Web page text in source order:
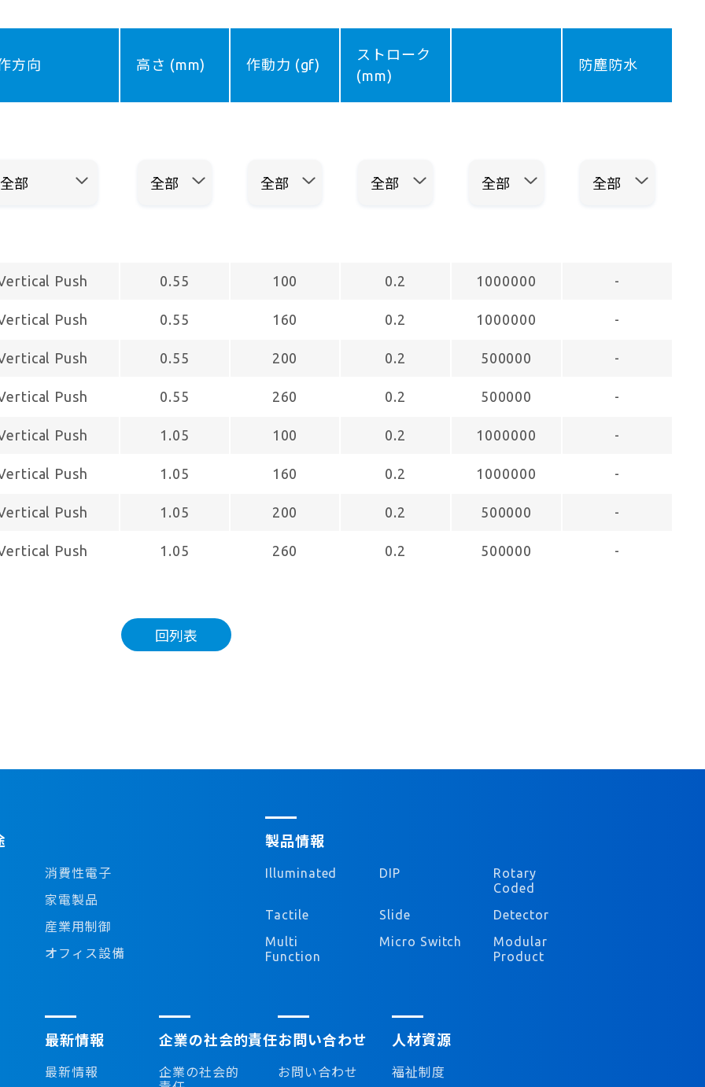
方向 高さ (mm) 作動力 (gf)
ストローク
(mm)
防塵防水
Push 0.55 100 0.2 1000000 -
Push 0.55 160 0.2 1000000 -
Push 0.55 200 0.2 500000 -
Push 0.55 260 0.2 500000 -
Push 1.05 100 0.2 1000000 -
Push 1.05 160 0.2 1000000 -
Push 1.05 200 0.2 500000 -
Push 1.05 260 0.2 500000 -
回列表
消費性電子
家電製品
産業用制御
オフィス設備
製品情報
Illuminated DIP
Rotary
Coded
Tactile
Slide
Detector
Multi
Function
Micro Switch
Modular
Product
最新情報
最新情報
企業の社会的責任
企業の社会的
お問い合わせ
お問い合わせ
人材資源
福祉制度